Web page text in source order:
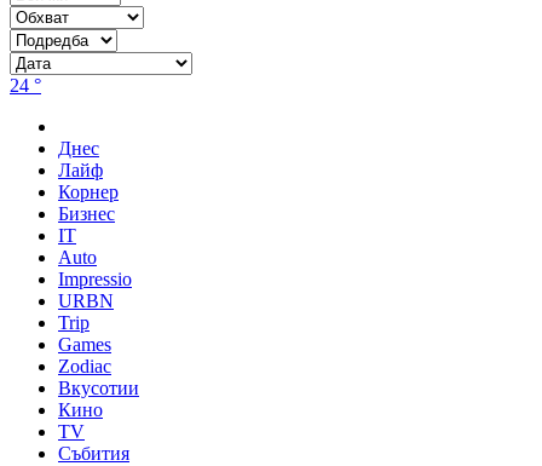
24 °
Днес
Лайф
Корнер
Бизнес
IT
Auto
Impressio
URBN
Trip
Games
Zodiac
Вкусотии
Кино
TV
Събития